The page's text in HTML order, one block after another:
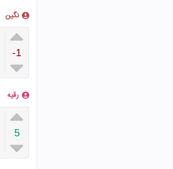
نگین

-1

رقیه

5
